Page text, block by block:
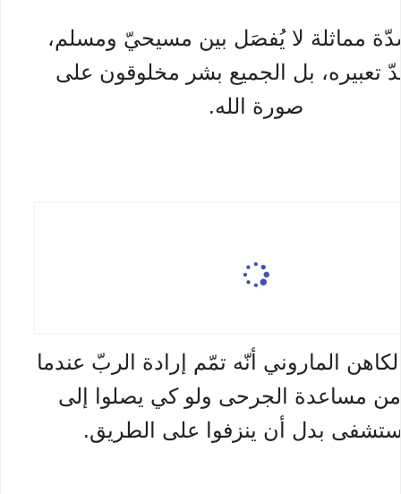
مماثلة لا يُفصَل بين مسيحيّ ومسلم،
تعبيره، بل الجميع بشر مخلوقون على
صورة الله.
الماروني أنّه تمّم إرادة الربّ عندما
مساعدة الجرحى ولو كي يصلوا إلى
بدل أن ينزفوا على الطريق.